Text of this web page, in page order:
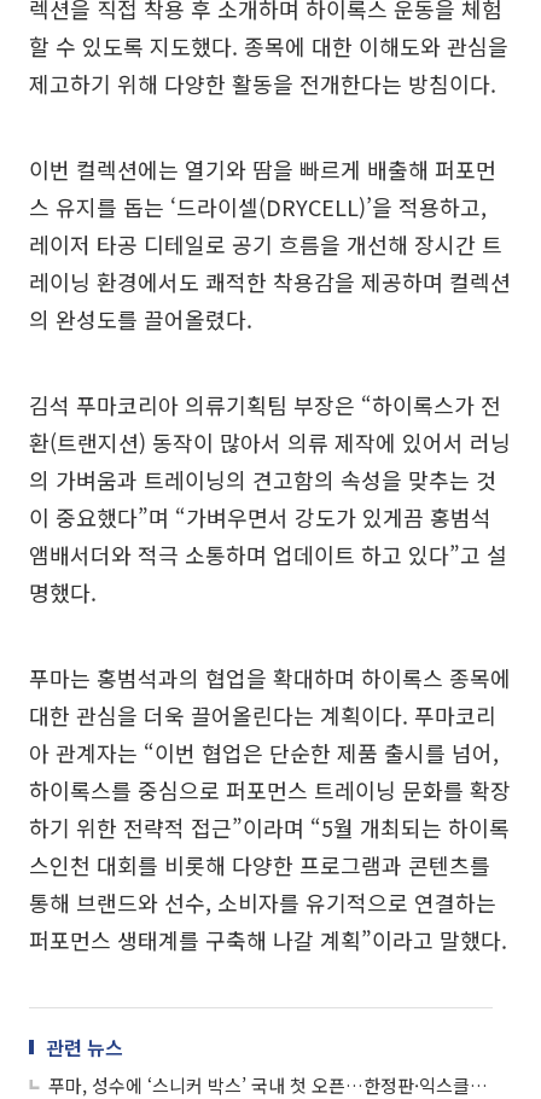
렉션을 직접 착용 후 소개하며 하이록스 운동을 체험
할 수 있도록 지도했다. 종목에 대한 이해도와 관심을
제고하기 위해 다양한 활동을 전개한다는 방침이다.
이번 컬렉션에는 열기와 땀을 빠르게 배출해 퍼포먼
스 유지를 돕는 ‘드라이셀(DRYCELL)’을 적용하고,
레이저 타공 디테일로 공기 흐름을 개선해 장시간 트
레이닝 환경에서도 쾌적한 착용감을 제공하며 컬렉션
의 완성도를 끌어올렸다.
김석 푸마코리아 의류기획팀 부장은 “하이록스가 전
환(트랜지션) 동작이 많아서 의류 제작에 있어서 러닝
의 가벼움과 트레이닝의 견고함의 속성을 맞추는 것
이 중요했다”며 “가벼우면서 강도가 있게끔 홍범석
앰배서더와 적극 소통하며 업데이트 하고 있다”고 설
명했다.
푸마는 홍범석과의 협업을 확대하며 하이록스 종목에
대한 관심을 더욱 끌어올린다는 계획이다. 푸마코리
아 관계자는 “이번 협업은 단순한 제품 출시를 넘어,
하이록스를 중심으로 퍼포먼스 트레이닝 문화를 확장
하기 위한 전략적 접근”이라며 “5월 개최되는 하이록
스인천 대회를 비롯해 다양한 프로그램과 콘텐츠를
통해 브랜드와 선수, 소비자를 유기적으로 연결하는
퍼포먼스 생태계를 구축해 나갈 계획”이라고 말했다.
관련 뉴스
푸마, 성수에 ‘스니커 박스’ 국내 첫 오픈…한정판·익스클루시브 라인업 시선강탈